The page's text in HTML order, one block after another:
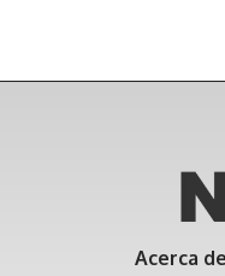
Acerca